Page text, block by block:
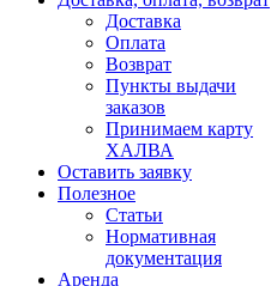
Доставка
Оплата
Возврат
Пункты выдачи
заказов
Принимаем карту
ХАЛВА
Оставить заявку
Полезное
Статьи
Нормативная
документация
Аренда